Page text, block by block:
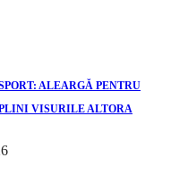
ALEARGĂ PENTRU
VISURILE ALTORA